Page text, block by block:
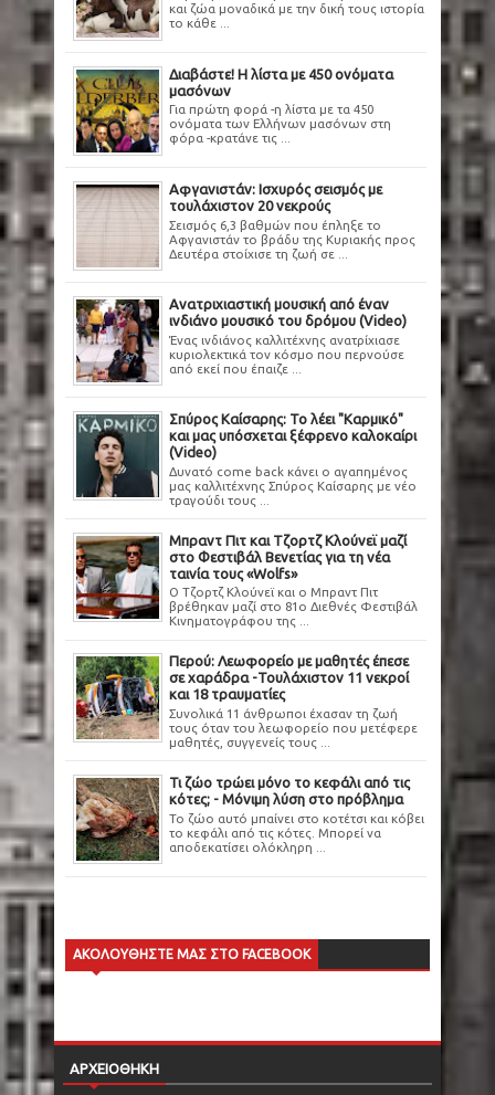
και ζώα μοναδικά με την δική τους ιστορία
το κάθε ...
Διαβάστε! Η λίστα με 450 ονόματα
μασόνων
Για πρώτη φορά -η λίστα με τα 450
ονόματα των Ελλήνων μασόνων στη
φόρα -κρατάνε τις ...
Αφγανιστάν: Ισχυρός σεισμός με
τουλάχιστον 20 νεκρούς
Σεισμός 6,3 βαθμών που έπληξε το
Αφγανιστάν το βράδυ της Κυριακής προς
Δευτέρα στοίχισε τη ζωή σε ...
Ανατριχιαστική μουσική από έναν
ινδιάνο μουσικό του δρόμου (Video)
Ένας ινδιάνος καλλιτέχνης ανατρίχιασε
κυριολεκτικά τον κόσμο που περνούσε
από εκεί που έπαιζε ...
Σπύρος Καίσαρης: Το λέει "Καρμικό"
και μας υπόσχεται ξέφρενο καλοκαίρι
(Video)
Δυνατό come back κάνει ο αγαπημένος
μας καλλιτέχνης Σπύρος Καίσαρης με νέο
τραγούδι τους ...
Μπραντ Πιτ και Τζορτζ Κλούνεϊ μαζί
στο Φεστιβάλ Βενετίας για τη νέα
ταινία τους «Wolfs»
Ο Τζορτζ Κλούνεϊ και ο Μπραντ Πιτ
βρέθηκαν μαζί στο 81ο Διεθνές Φεστιβάλ
Κινηματογράφου της ...
Περού: Λεωφορείο με μαθητές έπεσε
σε χαράδρα -Τουλάχιστον 11 νεκροί
και 18 τραυματίες
Συνολικά 11 άνθρωποι έχασαν τη ζωή
τους όταν του λεωφορείο που μετέφερε
μαθητές, συγγενείς τους ...
Τι ζώο τρώει μόνο το κεφάλι από τις
κότες; - Μόνιμη λύση στο πρόβλημα
Το ζώο αυτό μπαίνει στο κοτέτσι και κόβει
το κεφάλι από τις κότες. Μπορεί να
αποδεκατίσει ολόκληρη ...
ΑΚΟΛΟΥΘΗΣΤΕ ΜΑΣ ΣΤΟ FACEBOOK
ΑΡΧΕΙΟΘΗΚΗ